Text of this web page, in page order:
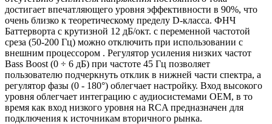
достигает впечатляющего уровня эффективности в 90%, что
очень близко к теоретическому пределу D-класса. ФНЧ
Баттерворта с крутизной 12 дБ/окт. с переменной частотой
среза (50-200 Гц) можно отключить при использовании с
внешним процессором . Регулятор усиления низких частот
Bass Boost (0 ÷ 6 дБ) при частоте 45 Гц позволяет
пользователю подчеркнуть отклик в нижней части спектра, а
регулятор фазы (0 - 180°) облегчает настройку. Вход высокого
уровня облегчает интеграцию с аудиосистемами OEM, в то
время как вход низкого уровня на RCA предназначен для
подключения к источникам вторичного рынка.